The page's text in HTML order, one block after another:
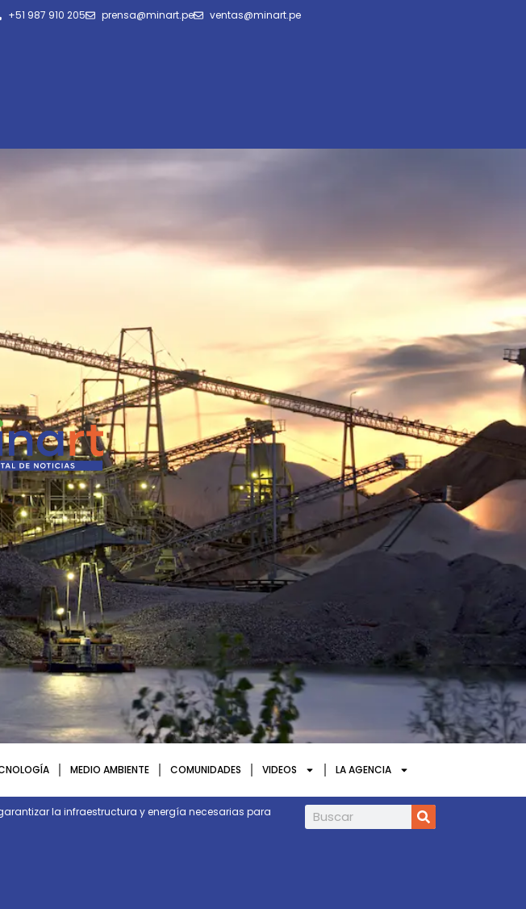
+51 987 910 205 prensa@minart.pe ventas@minart.pe
MEDIO AMBIENTE COMUNIDADES VIDEOS LA AGENCIA
la infraestructura y energía necesarias para
Las elecciones no deberían ser solo un
especialista